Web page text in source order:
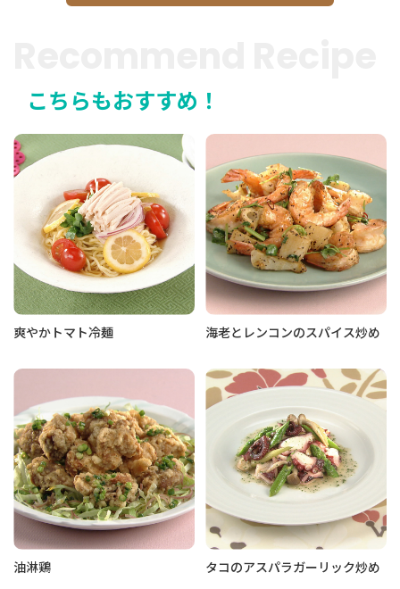
こちらもおすすめ！
爽やかトマト冷麺 海老とレンコンのスパイス炒め
油淋鶏 タコのアスパラガーリック炒め